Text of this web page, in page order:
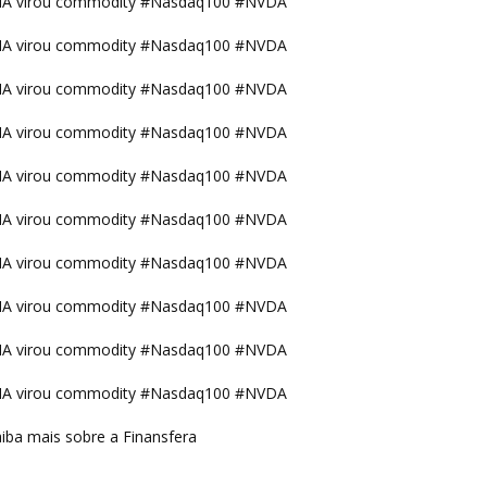
virou commodity #Nasdaq100 #NVDA
virou commodity #Nasdaq100 #NVDA
virou commodity #Nasdaq100 #NVDA
virou commodity #Nasdaq100 #NVDA
virou commodity #Nasdaq100 #NVDA
virou commodity #Nasdaq100 #NVDA
virou commodity #Nasdaq100 #NVDA
virou commodity #Nasdaq100 #NVDA
virou commodity #Nasdaq100 #NVDA
mais sobre a Finansfera